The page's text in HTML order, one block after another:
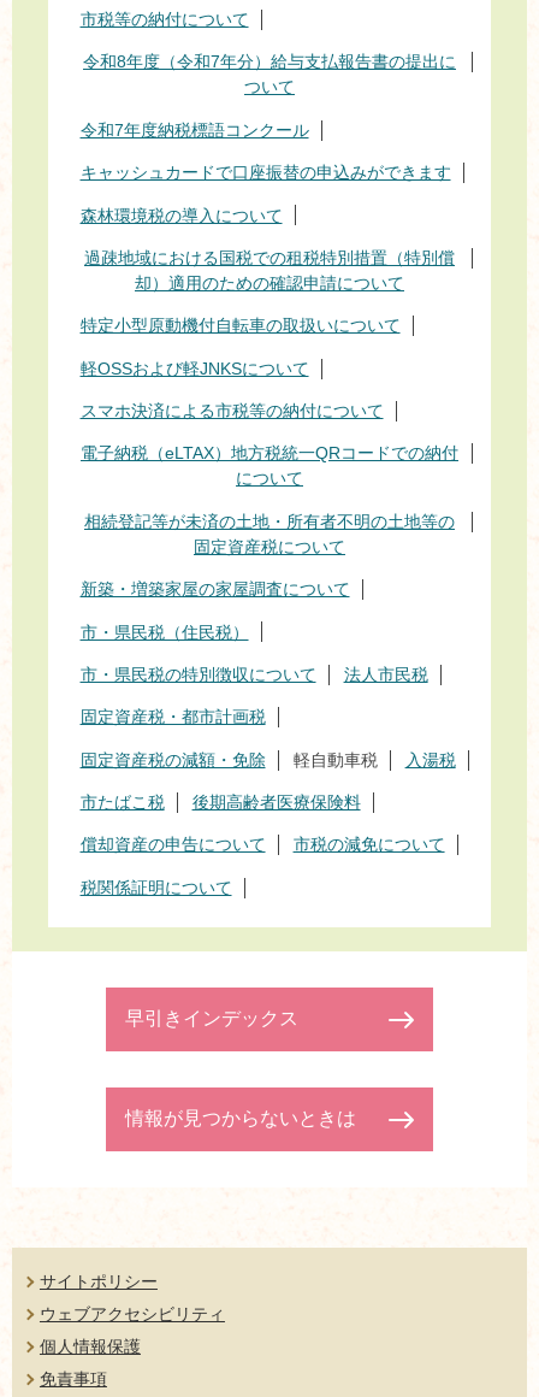
市税等の納付について
令和8年度（令和7年分）給与支払報告書の提出に
ついて
令和7年度納税標語コンクール
キャッシュカードで口座振替の申込みができます
森林環境税の導入について
過疎地域における国税での租税特別措置（特別償
却）適用のための確認申請について
特定小型原動機付自転車の取扱いについて
軽OSSおよび軽JNKSについて
スマホ決済による市税等の納付について
電子納税（eLTAX）地方税統一QRコードでの納付
について
相続登記等が未済の土地・所有者不明の土地等の
固定資産税について
新築・増築家屋の家屋調査について
市・県民税（住民税）
市・県民税の特別徴収について 法人市民税
固定資産税・都市計画税
固定資産税の減額・免除 軽自動車税 入湯税
市たばこ税 後期高齢者医療保険料
償却資産の申告について 市税の減免について
税関係証明について
早引きインデックス
情報が見つからないときは
サイトポリシー
ウェブアクセシビリティ
個人情報保護
免責事項